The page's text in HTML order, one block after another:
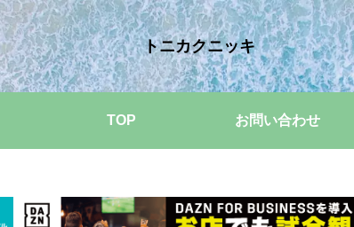
トニカクニッキ
TOP お問い合わせ